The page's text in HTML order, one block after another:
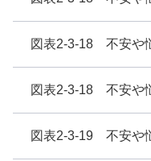
図表2-3-18 不安や
図表2-3-18 不安や
図表2-3-19 不安や